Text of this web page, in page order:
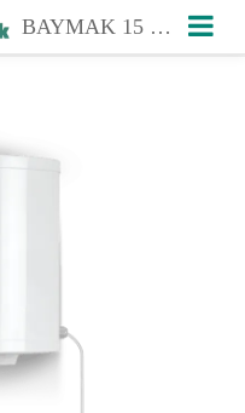
BAYMAK 15 LİTRE ELEKTRİKLİ TERMOSİFON